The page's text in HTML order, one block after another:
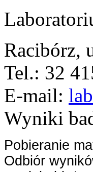
Racibórz,
Tel.: 32
E-mail:
Wyniki
Pobieranie
Odbiór